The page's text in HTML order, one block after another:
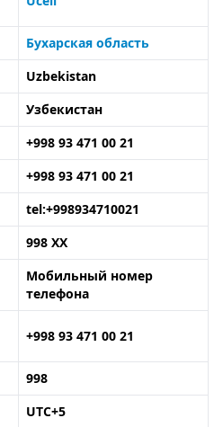
Бухарская область
Uzbekistan
Узбекистан
+998 93 471 00 21
+998 93 471 00 21
tel:+998934710021
998 XX
Мобильный номер
телефона
+998 93 471 00 21
998
UTC+5